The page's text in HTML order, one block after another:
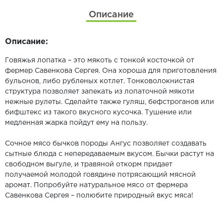
Описание
Описание:
Говяжья лопатка – это мякоть с тонкой косточкой от
фермер Савенкова Сергея. Она хороша для приготовления
бульонов, либо рубленых котлет. Тонковолокнистая
структура позволяет запекать из лопаточной мякоти
нежные рулеты. Сделайте также гуляш, бефстроганов или
бифштекс из такого вкусного кусочка. Тушение или
медленная жарка пойдут ему на пользу.
Сочное мясо бычков породы Ангус позволяет создавать
сытные блюда с непередаваемым вкусом. Бычки растут на
свободном выгуле, и травяной откорм придает
получаемой молодой говядине потрясающий мясной
аромат. Попробуйте натуральное мясо от фермера
Савенкова Сергея – полюбите природный вкус мяса!